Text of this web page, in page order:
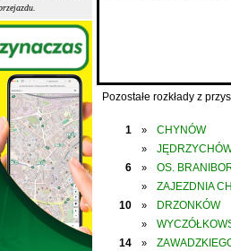
Pozostałe rozkłady z
1 » CHYNÓW
»
6
» OS.
»
ZAJEZDNIA
10
» DRZONKÓW
»
14
»